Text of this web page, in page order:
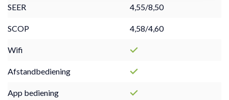
SEER 4,55/8,50
SCOP 4,58/4,60
Wifi
Afstandbediening
App bediening